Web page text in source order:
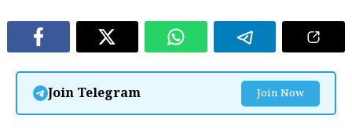
Join Telegram Join Now